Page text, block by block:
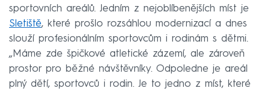
sportovních areálů. Jedním z nejoblíbenějších míst je
Sletiště, které prošlo rozsáhlou modernizací a dnes
slouží profesionálním sportovcům i rodinám s dětmi.
„Máme zde špičkové atletické zázemí, ale zároveň
prostor pro běžné návštěvníky. Odpoledne je areál
plný dětí, sportovců i rodin. Je to jedno z míst, které